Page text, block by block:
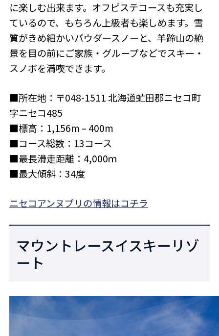
に楽しむ出来ます。オフピステコースも充実し
ているので、もちろん上級者も楽しめます。雪
質がきめ細かいパウダースノーと、羊蹄山の絶
景を目の前にご家族・グループなどでスキー・
スノボを満喫できます。
■所在地：〒048-1511 北海道虻田郡ニセコ町
字ニセコ485
■標高：1,156m – 400m
■コース総数：13コース
■最長滑走距離：4,000ｍ
■最大傾斜：34度
ニセコアンヌプリの情報はコチラ
マウントレースイスキーリゾ
ート